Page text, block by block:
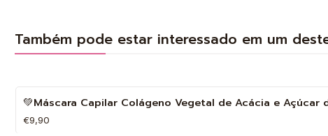
Também pode estar interessado em um
💚Máscara Capilar Colágeno Vegetal de Acácia e Açúcar
€9,90